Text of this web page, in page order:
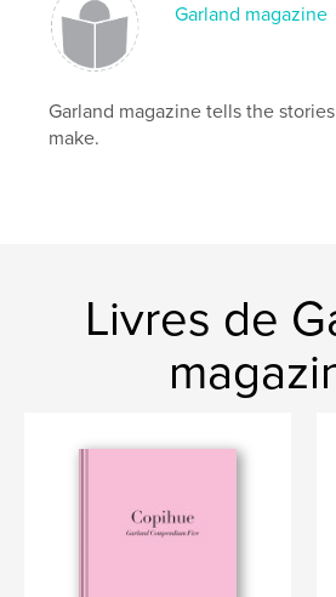
LangueEnglish
Mots-clés
Garland magazine
Garland magazine tells the
make.
Livres de